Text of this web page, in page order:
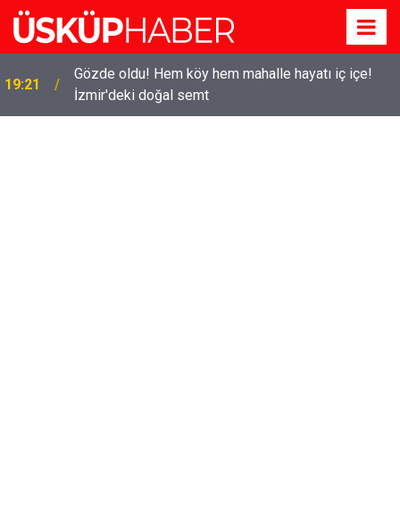
19:21
Gözde oldu! Hem köy hem mahalle hayatı iç içe!
İzmir'deki doğal semt